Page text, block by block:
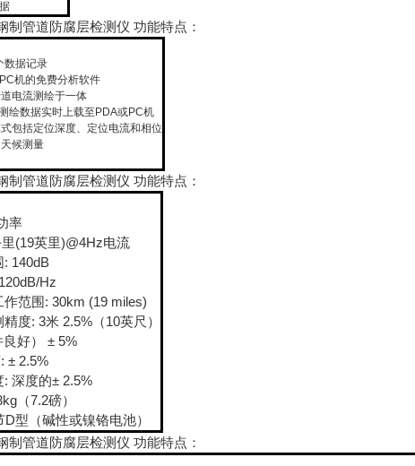
制管道防腐层检测仪 功能特点：
数据记录
机的免费分析软件
电流测绘于一体
绘数据实时上载至PDA或PC机
包括定位深度、定位电流和相位
候测量
制管道防腐层检测仪 功能特点：
率
(19英里)@4Hz电流
140dB
Hz
范围: 30km (19 miles)
度: 3米 2.5%（10英尺）
好） ± 5%
± 2.5%
深度的± 2.5%
（7.2磅）
型（碱性或镍铬电池）
制管道防腐层检测仪 功能特点：